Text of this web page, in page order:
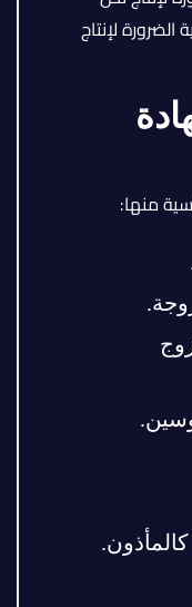
لإنتاج
منها: